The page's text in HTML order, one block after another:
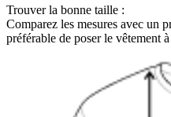
Trouver la bonne taille :
Comparez les mesures avec un
préférable de poser le vêtement